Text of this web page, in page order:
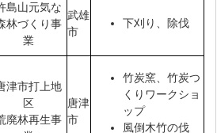
島山元気な
林づくり事
業
武雄
市
下刈り、除伐
津市打上地
区
廃林再生事
唐津
市
竹炭窯、竹炭つ
くりワークショ
ップ
風倒木竹の伐